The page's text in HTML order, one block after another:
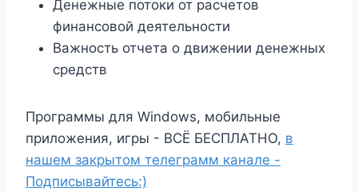
Денежные потоки от расчетов
финансовой деятельности
Важность отчета о движении денежных
средств
Программы для Windows, мобильные
приложения, игры - ВСЁ БЕСПЛАТНО, в
нашем закрытом телеграмм канале -
Подписывайтесь:)